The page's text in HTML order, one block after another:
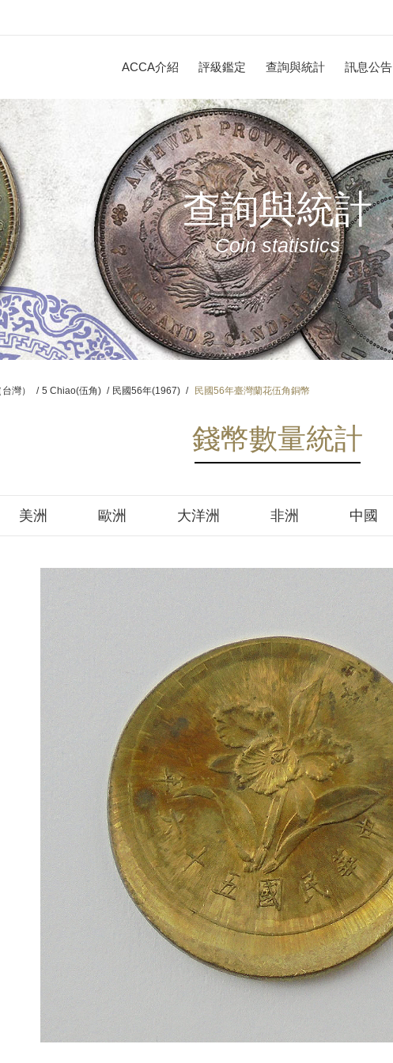
ACCA介紹 評級鑑定 查詢與統計 訊息公告
查詢與統計
Coin statistics
灣） / 5 Chiao(伍角) / 民國56年(1967) / 民國56年臺灣蘭花伍角銅幣
錢幣數量統計
美洲 歐洲 大洋洲 非洲 中國